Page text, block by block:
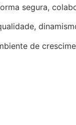
segura,
de